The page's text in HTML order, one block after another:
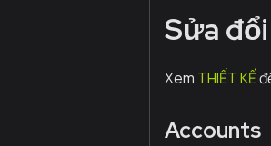
Sửa
Xem THIẾT KẾ
Accounts